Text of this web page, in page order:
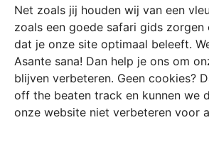
Net zoals jij houden wij van een
zoals een goede safari gids
dat je onze site optimaal beleeft.
Asante sana! Dan help je ons om
blijven verbeteren. Geen cookies?
off the beaten track en kunnen we
onze website niet verbeteren voor
Chintsa is perfect voor
zin heeft in een ritje paardrijden. Maak
oase aan authenticiteit en rust, want
plaatsje is super charmant en heerlijk
op het zuidelijke randje van de
bij de beschaving, maar omdat het
is, ervaar je nog wel dat off the